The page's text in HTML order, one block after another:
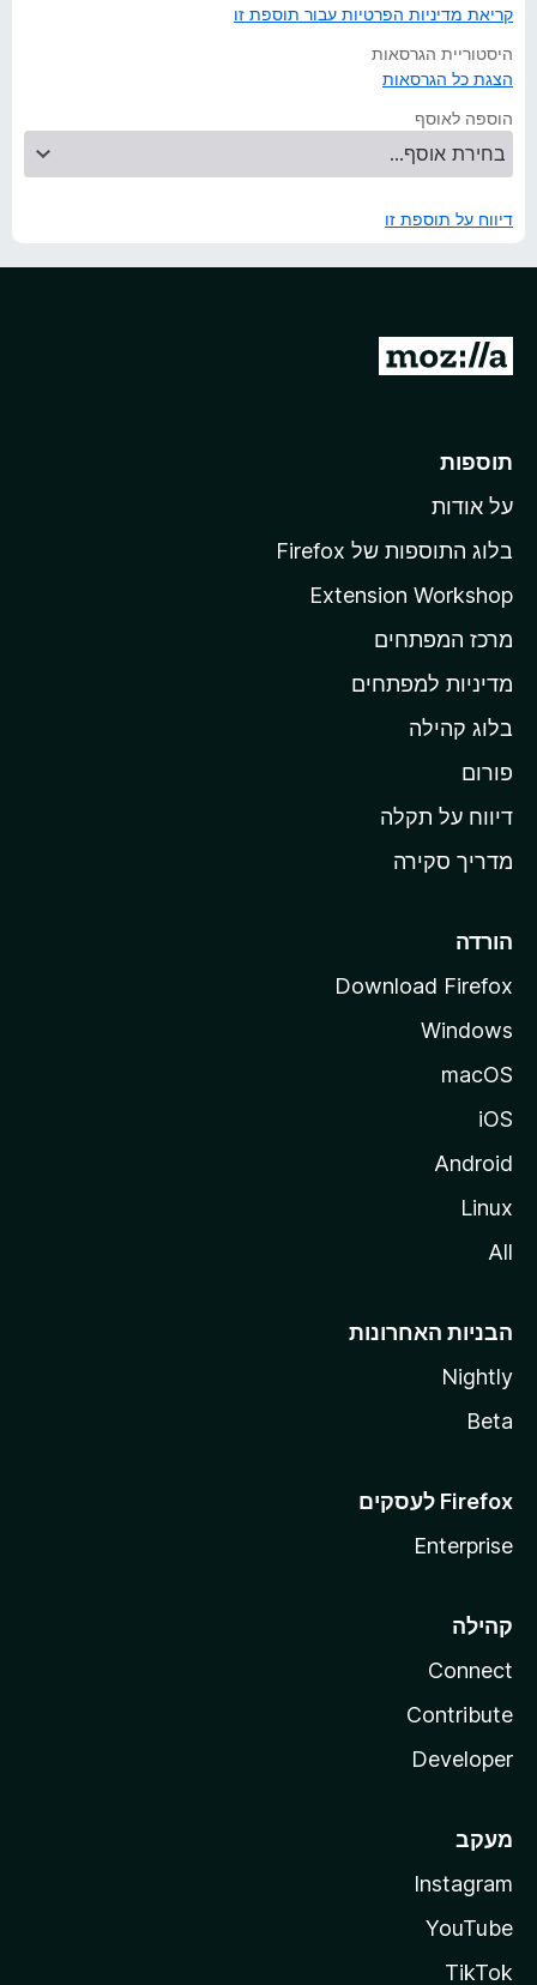
קריאת מדיניות הפרטיות עבור תוספת זו
היסטוריית הגרסאות
הצגת כל הגרסאות
הוספה לאוסף
דיווח על תוספת זו
מ
ד
ף
ב
י
ת
ל
M
i
l
תוספות
על אודות
בלוג התוספות של Firefox
Extension Workshop
מרכז המפתחים
מדיניות למפתחים
בלוג קהילה
פורום
דיווח על תקלה
מדריך סקירה
הורדה
Download Firefox
Windows
macOS
iOS
Android
Linux
All
הבניות האחרונות
Nightly
Beta
Enterprise
קהילה
Connect
Contribute
Developer
מעקב
Instagram
YouTube
TikTok